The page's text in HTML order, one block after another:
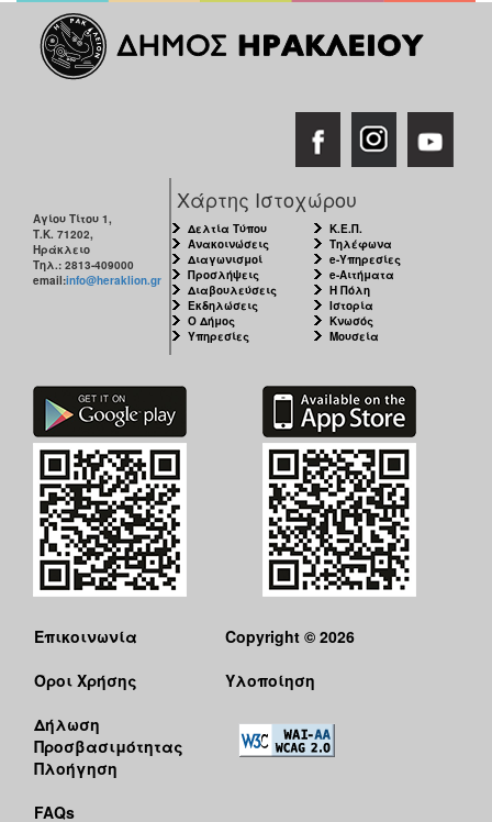
Αγίου Τίτου 1,
Τ.Κ. 71202,
Ηράκλειο
Τηλ.: 2813-409000
email:info@heraklion.gr
Χάρτης Ιστοχώρου
Δελτία Τύπου
Ανακοινώσεις
Διαγωνισμοί
Προσλήψεις
Διαβουλεύσεις
Εκδηλώσεις
Ο Δήμος
Υπηρεσίες
Κ.Ε.Π.
Τηλέφωνα
e-Υπηρεσίες
e-Αιτήματα
Η Πόλη
Ιστορία
Κνωσός
Μουσεία
Επικοινωνία
Όροι Χρήσης
Δήλωση
Προσβασιμότητας
Πλοήγηση
FAQs
Copyright © 2026
Υλοποίηση